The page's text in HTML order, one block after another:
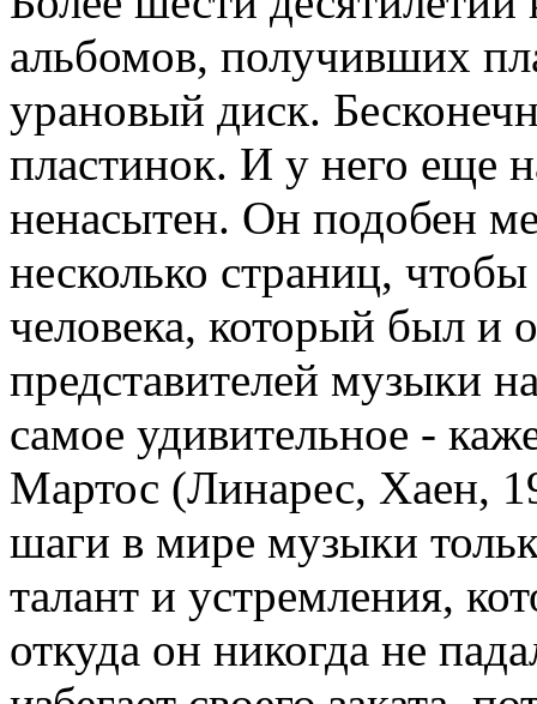
альбомов, получивших
урановый диск.
пластинок. И у него еще
ненасытен. Он подобен
несколько страниц,
человека, который был и
представителей музыки
самое удивительное -
Мартос (Линарес, Хаен,
шаги в мире музыки
талант и устремления,
откуда он никогда не